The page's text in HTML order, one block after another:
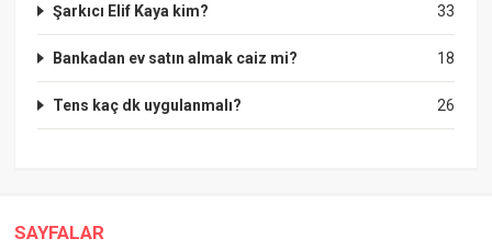
33
Şarkıcı Elif Kaya kim?
18
Bankadan ev satın almak caiz mi?
26
Tens kaç dk uygulanmalı?
SAYFALAR